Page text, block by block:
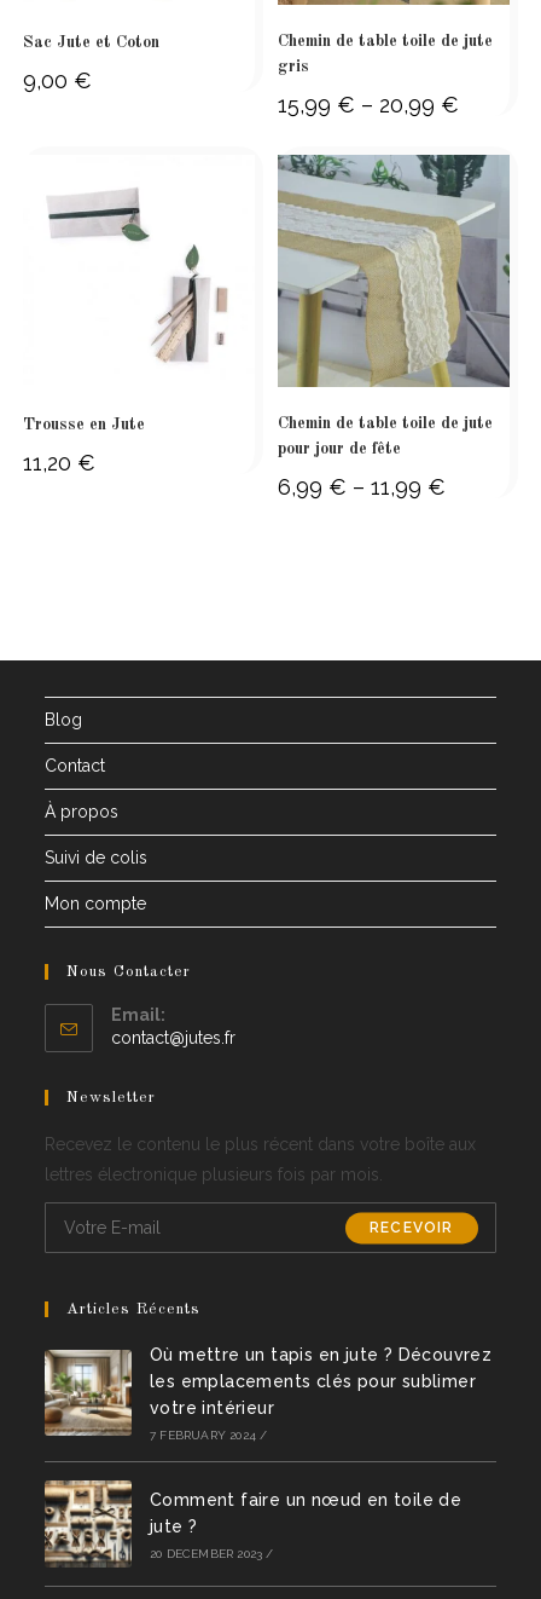
Sac Jute et Coton
9,00 €
Chemin de table toile de jute
gris
15,99 € – 20,99 €
through
20,99 €
Trousse en Jute
11,20 €
Chemin de table toile de jute
pour jour de fête
6,99 € – 11,99 €
Blog
Contact
À propos
Suivi de colis
Mon compte
Nous Contacter
Email:
contact@jutes.frOpens
Newsletter
Recevez le contenu le plus récent dans votre boîte aux
lettres électronique plusieurs fois par mois.
RECEVOIR
Articles Récents
Où mettre un tapis en jute ? Découvrez
les emplacements clés pour sublimer
votre intérieur
7 FEBRUARY 2024 /
Comment faire un nœud en toile de
jute ?
20 DECEMBER 2023 /